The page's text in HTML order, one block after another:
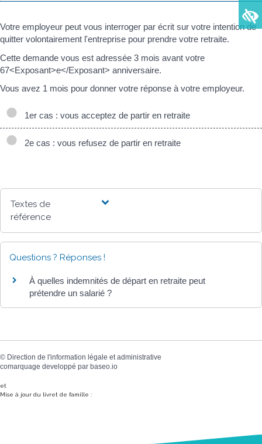
Votre employeur peut vous interroger par écrit sur votre intention de
quitter volontairement l'entreprise pour prendre votre retraite.
Cette demande vous est adressée 3 mois avant votre
67<Exposant>e</Exposant> anniversaire.
Vous avez 1 mois pour donner votre réponse à votre employeur.
1er cas : vous acceptez de partir en retraite
2e cas : vous refusez de partir en retraite
Textes de
référence
Questions ? Réponses !
À quelles indemnités de départ en retraite peut
prétendre un salarié ?
© Direction de l'information légale et administrative
comarquage developpé par baseo.io
et
Mise à jour du livret de famille :